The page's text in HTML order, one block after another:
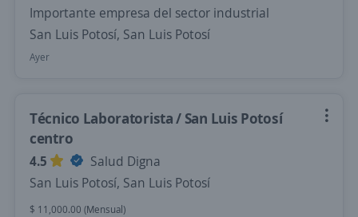
Importante empresa del sector industrial
San Luis Potosí, San Luis Potosí
Ayer
Técnico Laboratorista / San Luis Potosí
centro
4.5
Salud Digna
San Luis Potosí, San Luis Potosí
$ 11,000.00 (Mensual)